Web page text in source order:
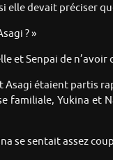
elle devait préciser
? »
et Senpai de
étaient partis
familiale, Yukina et
se sentait assez